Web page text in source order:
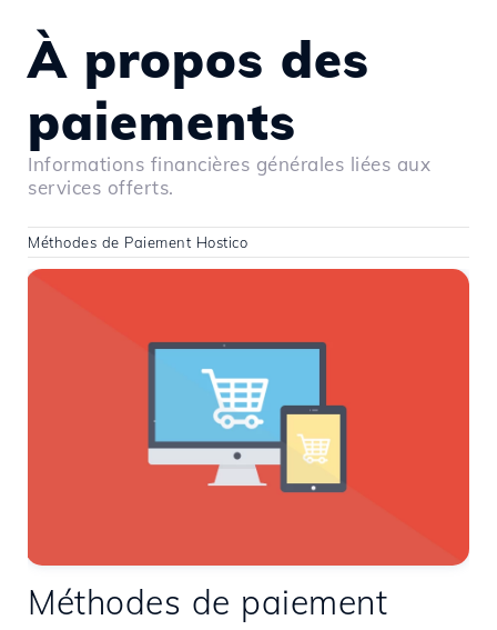
À propos des
paiements
Informations financières générales liées aux
services offerts.
Méthodes de Paiement Hostico
Méthodes de paiement